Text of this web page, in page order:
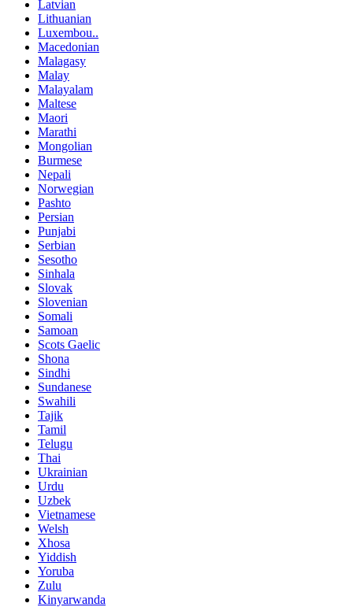
Latvian
Lithuanian
Luxembou..
Macedonian
Malagasy
Malay
Malayalam
Maltese
Maori
Marathi
Mongolian
Burmese
Nepali
Norwegian
Pashto
Persian
Punjabi
Serbian
Sesotho
Sinhala
Slovak
Slovenian
Somali
Samoan
Scots Gaelic
Shona
Sindhi
Sundanese
Swahili
Tajik
Tamil
Telugu
Thai
Ukrainian
Urdu
Uzbek
Vietnamese
Welsh
Xhosa
Yiddish
Yoruba
Zulu
Kinyarwanda